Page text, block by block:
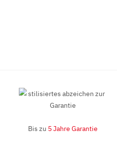
Bis zu 5 Jahre Garantie